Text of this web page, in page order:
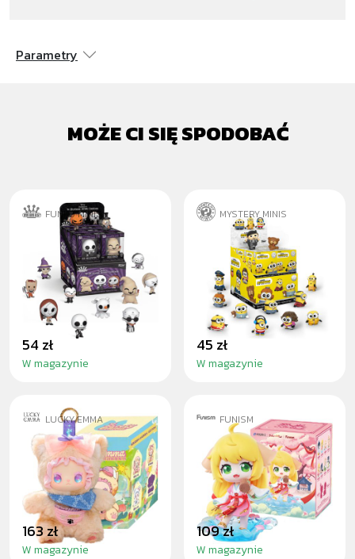
Parametry
MOŻE CI SIĘ SPODOBAĆ
FUNKO MINIS
THE NIGHTMARE
BEFORE
CHRISTMAS -
MINIS
54 zł
W magazynie
MYSTERY MINIS
MINIONS 2 -
BLINDBOX
45 zł
W magazynie
LUCKY EMMA
LOVELY EMMA
ZOO BLINDBOX
163 zł
W magazynie
FUNISM
FOX SPIRIT
MATCHMAKER
BLINDBOX
109 zł
W magazynie